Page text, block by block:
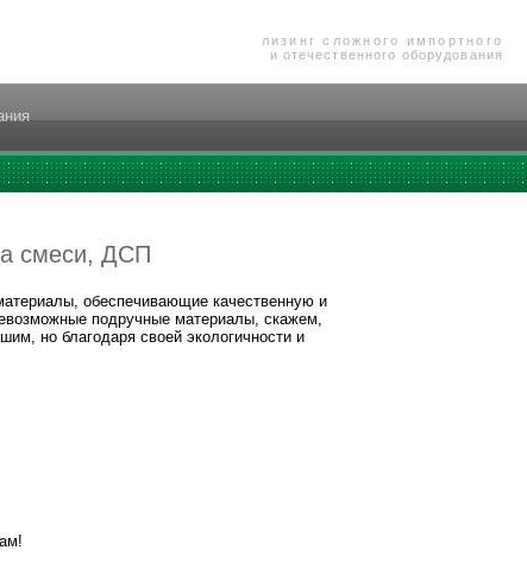
лизинг сложного импортного
и отечественного оборудования
смеси, ДСП
обеспечивающие качественную и
подручные материалы, скажем,
но благодаря своей экологичности и